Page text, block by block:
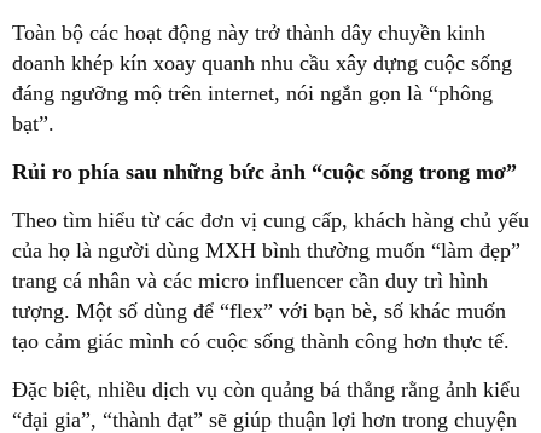
Toàn bộ các hoạt động này trở thành dây chuyền kinh
doanh khép kín xoay quanh nhu cầu xây dựng cuộc sống
đáng ngưỡng mộ trên internet, nói ngắn gọn là “phông
bạt”.
Rủi ro phía sau những bức ảnh “cuộc sống trong mơ”
Theo tìm hiểu từ các đơn vị cung cấp, khách hàng chủ yếu
của họ là người dùng MXH bình thường muốn “làm đẹp”
trang cá nhân và các micro influencer cần duy trì hình
tượng. Một số dùng để “flex” với bạn bè, số khác muốn
tạo cảm giác mình có cuộc sống thành công hơn thực tế.
Đặc biệt, nhiều dịch vụ còn quảng bá thẳng rằng ảnh kiểu
“đại gia”, “thành đạt” sẽ giúp thuận lợi hơn trong chuyện